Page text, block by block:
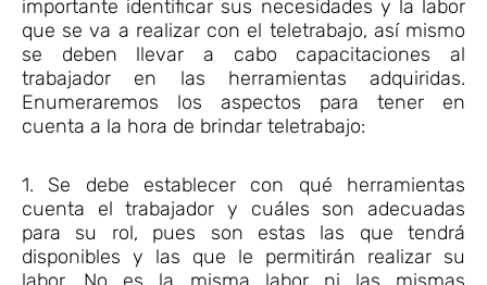
importante identificar sus necesidades y la labor
que se va a realizar con el teletrabajo, así mismo
se deben llevar a cabo capacitaciones al
trabajador en las herramientas adquiridas.
Enumeraremos los aspectos para tener en
cuenta a la hora de brindar teletrabajo:
1. Se debe establecer con qué herramientas
cuenta el trabajador y cuáles son adecuadas
para su rol, pues son estas las que tendrá
disponibles y las que le permitirán realizar su
labor. No es la misma labor ni las mismas